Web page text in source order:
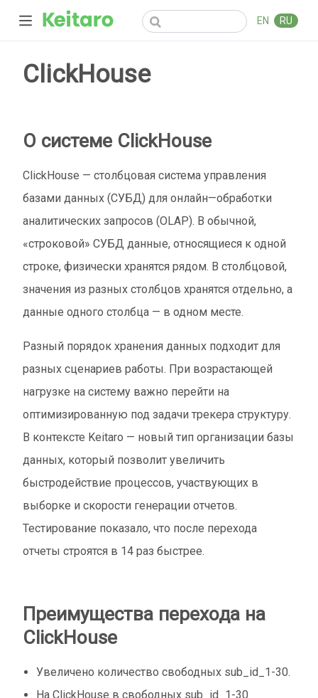
EN RU
ClickHouse
О системе ClickHouse
ClickHouse — столбцовая система управления
базами данных (СУБД) для онлайн—обработки
аналитических запросов (OLAP). В обычной,
«строковой» СУБД данные, относящиеся к одной
строке, физически хранятся рядом. В столбцовой,
значения из разных столбцов хранятся отдельно, а
данные одного столбца — в одном месте.
Разный порядок хранения данных подходит для
разных сценариев работы. При возрастающей
нагрузке на систему важно перейти на
оптимизированную под задачи трекера структуру.
В контексте Keitaro — новый тип организации базы
данных, который позволит увеличить
быстродействие процессов, участвующих в
выборке и скорости генерации отчетов.
Тестирование показало, что после перехода
отчеты строятся в 14 раз быстрее.
Преимущества перехода на
ClickHouse
Увеличено количество свободных sub_id_1-30.
На СlickHouse в свободных sub_id_1-30